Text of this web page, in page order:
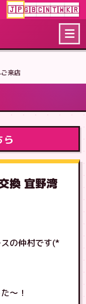
🇯🇵🇬🇧🇨🇳🇹🇼🇰🇷
来店
ら
換 宜野湾
の仲村です(*
〜！